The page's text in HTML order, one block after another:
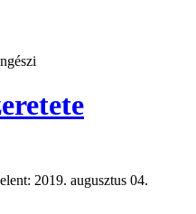
2019. augusztus 04.